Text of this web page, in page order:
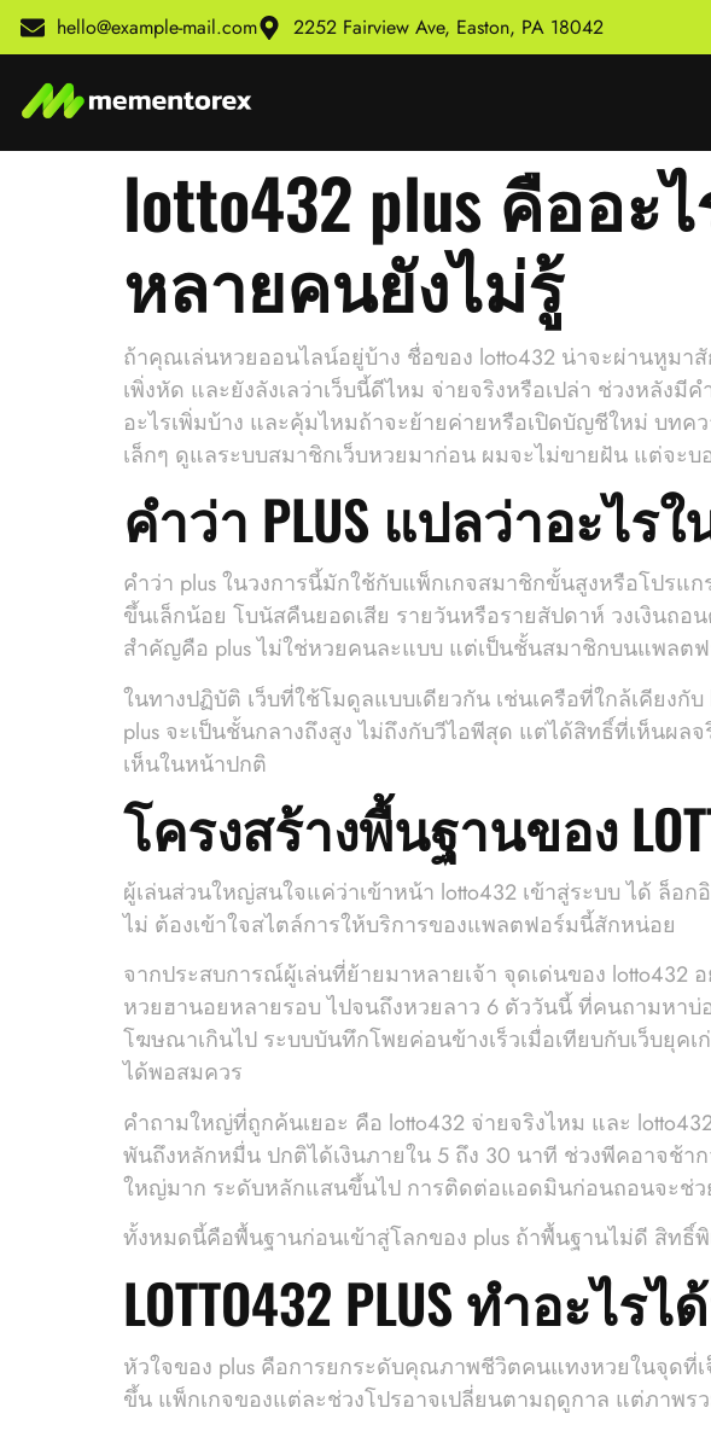
hello@example-mail.com 2252 Fairview Ave, Easton, PA 18042
lotto432 plus คืออ
หลายคนยังไม่รู้
ถ้าคุณเล่นหวยออนไลน์อยู่บ้าง ชื่อของ lotto432 น่าจะผ่านหูม
เพิ่งหัด และยังลังเลว่าเว็บนี้ดีไหม จ่ายจริงหรือเปล่า ช่วงหลัง
อะไรเพิ่มบ้าง และคุ้มไหมถ้าจะย้ายค่ายหรือเปิดบัญชีใหม่ บท
เล็กๆ ดูแลระบบสมาชิกเว็บหวยมาก่อน ผมจะไม่ขายฝัน แต่จ
คำว่า PLUS แปลว่าอะไ
คำว่า plus ในวงการนี้มักใช้กับแพ็กเกจสมาชิกขั้นสูงหรือโปร
ขึ้นเล็กน้อย โบนัสคืนยอดเสีย รายวันหรือรายสัปดาห์ วงเงินถ
สำคัญคือ plus ไม่ใช่หวยคนละแบบ แต่เป็นชั้นสมาชิกบนแพลตฟ
ในทางปฏิบัติ เว็บที่ใช้โมดูลแบบเดียวกัน เช่นเครือที่ใกล้เคียง
plus จะเป็นชั้นกลางถึงสูง ไม่ถึงกับวีไอพีสุด แต่ได้สิทธิ์ที่เห็นผ
เห็นในหน้าปกติ
โครงสร้างพื้นฐานของ
ผู้เล่นส่วนใหญ่สนใจแค่ว่าเข้าหน้า lotto432 เข้าสู่ระบบ ได้ ล็อ
ไม่ ต้องเข้าใจสไตล์การให้บริการของแพลตฟอร์มนี้สักหน่อย
จากประสบการณ์ผู้เล่นที่ย้ายมาหลายเจ้า จุดเด่นของ
หวยฮานอยหลายรอบ ไปจนถึงหวยลาว 6 ตัววันนี้ ที่คนถามหาบ่
โฆษณาเกินไป ระบบบันทึกโพยค่อนข้างเร็วเมื่อเทียบกับเว็บยุค
ได้พอสมควร
คำถามใหญ่ที่ถูกค้นเยอะ คือ lotto432 จ่ายจริงไหม และ
พันถึงหลักหมื่น ปกติได้เงินภายใน 5 ถึง 30 นาที ช่วงพีคอาจช้า
ใหญ่มาก ระดับหลักแสนขึ้นไป การติดต่อแอดมินก่อนถอนจะช่
ทั้งหมดนี้คือพื้นฐานก่อนเข้าสู่โลกของ plus ถ้าพื้นฐานไม่ดี สิท
LOTTO432 PLUS ทำอะไ
หัวใจของ plus คือการยกระดับคุณภาพชีวิตคนแทงหวยในจุดที่
ขึ้น แพ็กเกจของแต่ละช่วงโปรอาจเปลี่ยนตามฤดูกาล แต่ภาพ